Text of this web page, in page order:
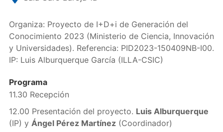
Organiza: Proyecto de I+D+i de Generación del
Conocimiento 2023 (Ministerio de Ciencia, Innovación
y Universidades). Referencia: PID2023-150409NB-I00.
IP: Luis Alburquerque García (ILLA-CSIC)
Programa
11.30 Recepción
12.00 Presentación del proyecto. Luis Alburquerque
(IP) y Ángel Pérez Martínez(Coordinador)